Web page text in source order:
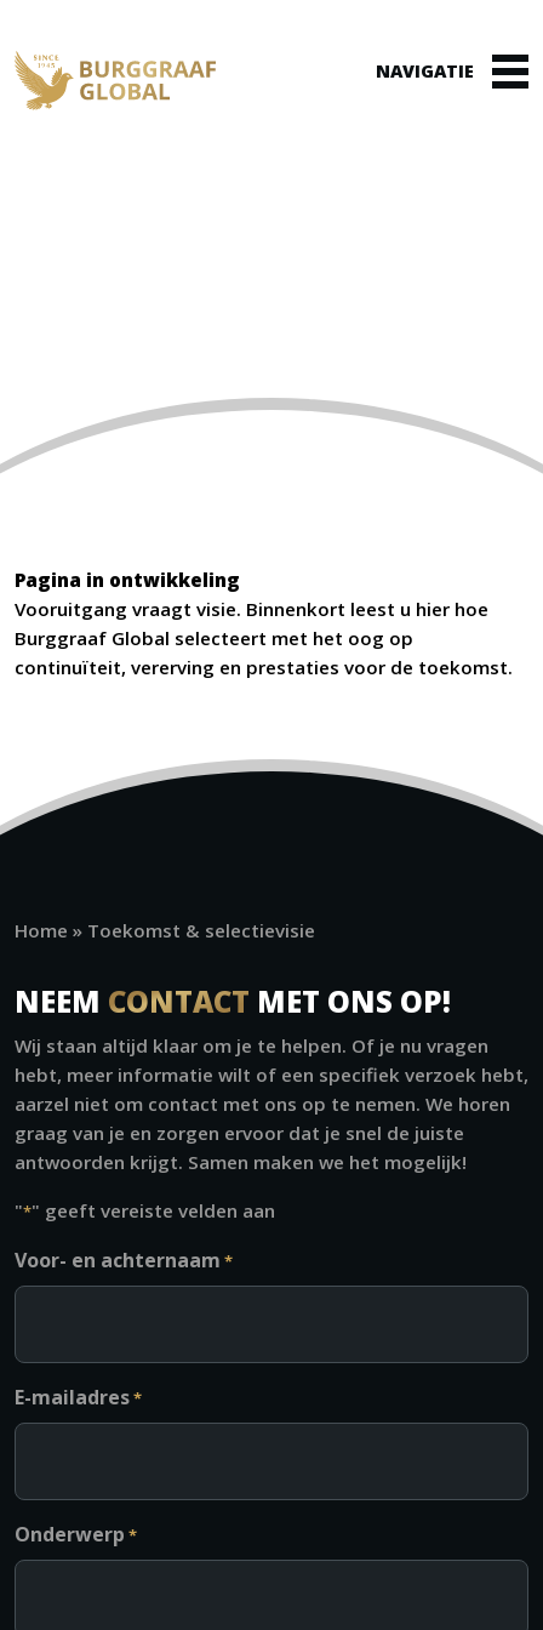
Pagina in ontwikkeling
Vooruitgang vraagt visie. Binnenkort leest u hier hoe
Burggraaf Global selecteert met het oog op
continuïteit, vererving en prestaties voor de toekomst.
Home » Toekomst & selectievisie
NEEM CONTACT MET ONS OP!
Wij staan altijd klaar om je te helpen. Of je nu vragen
hebt, meer informatie wilt of een specifiek verzoek hebt,
aarzel niet om contact met ons op te nemen. We horen
graag van je en zorgen ervoor dat je snel de juiste
antwoorden krijgt. Samen maken we het mogelijk!
"*" geeft vereiste velden aan
Voor- en achternaam *
E-mailadres*
Onderwerp *